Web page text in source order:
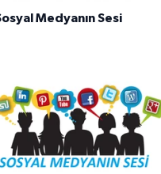
Medyanın Sesi